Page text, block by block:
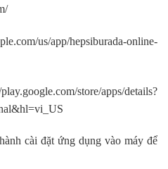
app/hepsiburada-online-
store/apps/details?
cài đặt ứng dụng vào máy để